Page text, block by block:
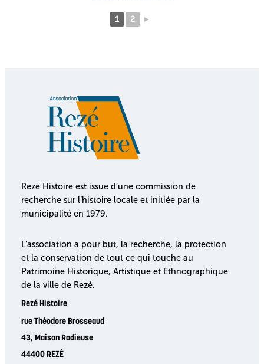
1 2 ►
Rezé Histoire est issue d’une commission de
recherche sur l’histoire locale et initiée par la
municipalité en 1979.
L’association a pour but, la recherche, la protection
et la conservation de tout ce qui touche au
Patrimoine Historique, Artistique et Ethnographique
de la ville de Rezé.
Rezé Histoire
rue Théodore Brosseaud
43, Maison Radieuse
44400 REZÉ